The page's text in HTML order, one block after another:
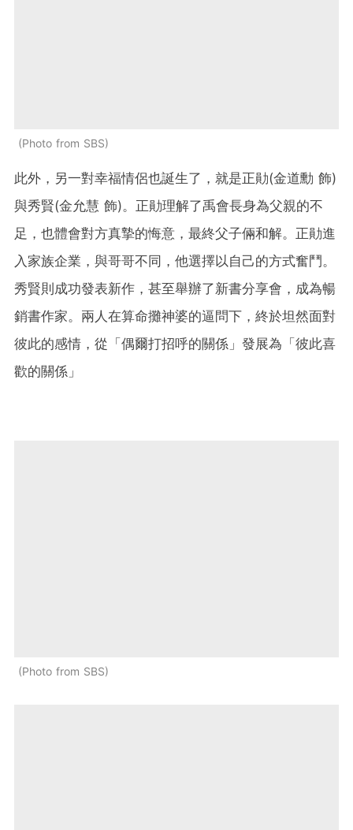
Photo from SBS
此外，另一對幸福情侶也誕生了，就是正勛(金道勳 飾)
與秀賢(金允慧 飾)。正勛理解了禹會長身為父親的不
足，也體會對方真摯的悔意，最終父子倆和解。正勛進
入家族企業，與哥哥不同，他選擇以自己的方式奮鬥。
秀賢則成功發表新作，甚至舉辦了新書分享會，成為暢
銷書作家。兩人在算命攤神婆的逼問下，終於坦然面對
彼此的感情，從「偶爾打招呼的關係」發展為「彼此喜
歡的關係」
Photo from SBS